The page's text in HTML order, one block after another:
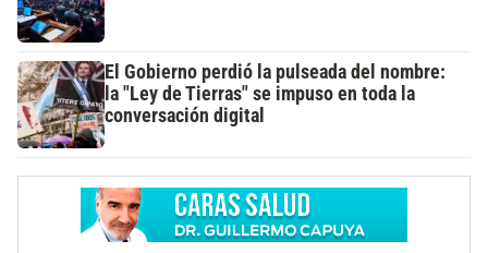
El Gobierno perdió la pulseada del nombre:
la "Ley de Tierras" se impuso en toda la
conversación digital